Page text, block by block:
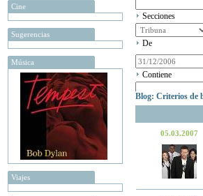
Cine
Sugerencias
Música
Viajes
Secciones
De
Contiene
Blog: Criterios de
05.03.2007